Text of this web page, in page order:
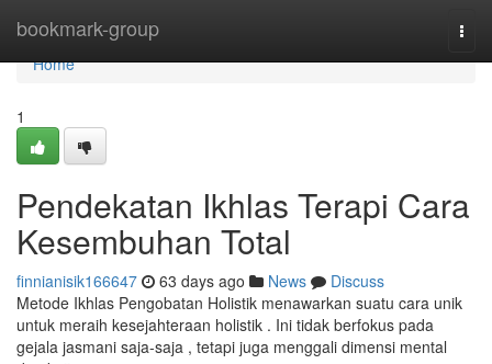
bookmark-group
Home
Home
1
Pendekatan Ikhlas Terapi Cara
Kesembuhan Total
finnianisik166647 63 days ago News
Discuss
Metode Ikhlas Pengobatan Holistik menawarkan suatu cara unik
untuk meraih kesejahteraan holistik . Ini tidak berfokus pada
gejala jasmani saja-saja , tetapi juga menggali dimensi mental